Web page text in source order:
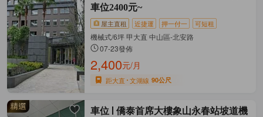
車位2400元~
屋主直租 近捷運 押一付一 可短租
機械式/6坪 甲大直 中山區-北安路
07-23發佈
2,400元/月
距大直 文湖線 90公尺
車位
僑泰首席大樓象山永春站坡道機